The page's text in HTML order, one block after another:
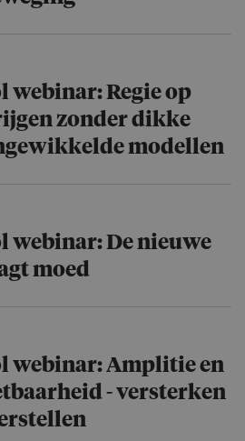
webinar: Regie op
zonder dikke
modellen
webinar: De nieuwe
moed
webinar: Amplitie en
- versterken